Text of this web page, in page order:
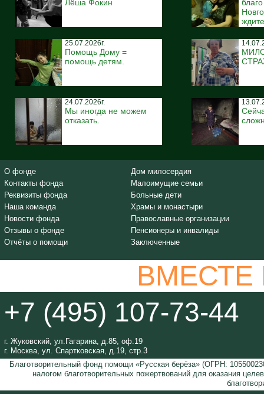
Лёша Фокин
25.07.2026г.
Помощь Дому =
помощь детям.
24.07.2026г.
Мы иногда не можем
отказать.
О фонде
Контакты фонда
Реквизиты фонда
Наша команда
Новости фонда
Отзывы о фонде
Отчёты о помощи
Дом милосердия
Малоимущие семьи
Больные дети
Храмы и монастыри
Православные организации
Пенсионеры и инвалиды
Заключенные
+7 (495) 107-73-44
г. Жуковский, ул.Гагарина, д.85, оф.19
г. Москва, ул. Спартковская, д.19, стр.3
Благотворительный фонд помощи «Русская берёза» (ОГРН:
налогом благотворительных пожертвований для оказания